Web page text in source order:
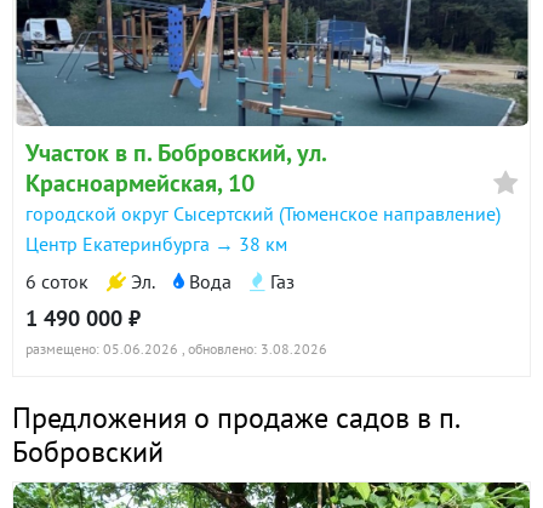
Участок в п. Бобровский, ул.
Красноармейская, 10
городской округ Сысертский (Тюменское направление)
Центр Екатеринбурга → 38 км
6 соток
Эл. Вода Газ
1 490 000 ₽
размещено: 05.06.2026 , обновлено: 3.08.2026
Предложения о продаже садов в п.
Бобровский